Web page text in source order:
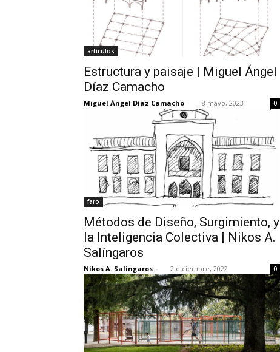
artículos
Estructura y paisaje | Miguel Ángel
Díaz Camacho
Miguel Ángel Díaz Camacho - 8 mayo, 2023 0
faro
Métodos de Diseño, Surgimiento, y
la Inteligencia Colectiva | Nikos A.
Salíngaros
Nikos A. Salingaros - 2 diciembre, 2022 0